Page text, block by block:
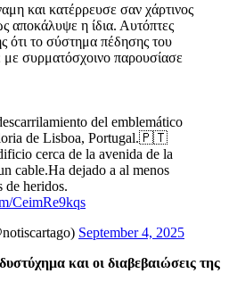
και κατέρρευσε σαν χάρτινος
αποκάλυψε η ίδια. Αυτόπτες
ότι το σύστημα πέδησης του
με συρματόσχοινο παρουσίασε
del emblemático
de Lisboa, Portugal.🇵🇹
cerca de la avenida de la
cable.Ha dejado a al menos
de heridos.
CeimRe9kqs
September 4, 2025
και οι διαβεβαιώσεις της